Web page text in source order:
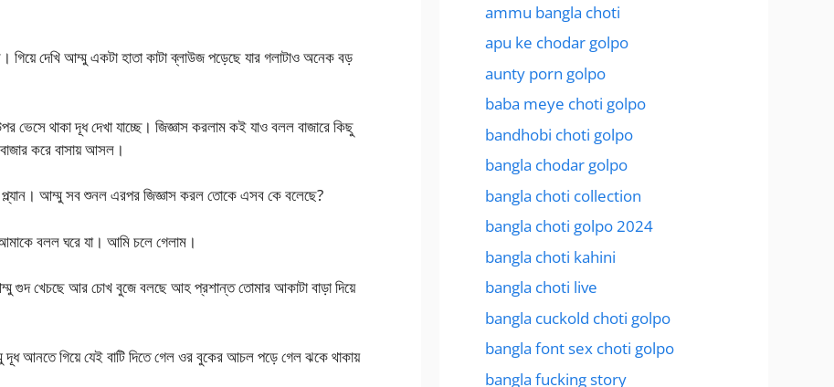
দেখি আম্মু একটা হাতা কাটা ব্লাউজ পড়েছে যার গলাটাও অনেক বড়
ভেসে থাকা দূধ দেখা যাচ্ছে। জিজ্ঞাস করলাম কই যাও বলল বাজারে কিছু
করে বাসায় আসল।
আম্মু সব শুনল এরপর জিজ্ঞাস করল তোকে এসব কে বলেছে?
বলল ঘরে যা। আমি চলে গেলাম।
গুদ খেচছে আর চোখ বুজে বলছে আহ প্রশান্ত তোমার আকাটা বাড়া দিয়ে
আনতে গিয়ে যেই বাটি দিতে গেল ওর বুকের আচল পড়ে গেল ঝকে থাকায়
ammu bangla choti
apu ke chodar golpo
aunty porn golpo
baba meye choti golpo
bandhobi choti golpo
bangla chodar golpo
bangla choti collection
bangla choti golpo 2024
bangla choti kahini
bangla choti live
bangla cuckold choti golpo
bangla font sex choti golpo
bangla fucking story